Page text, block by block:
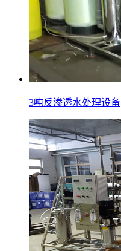
3吨反渗透水处理设备